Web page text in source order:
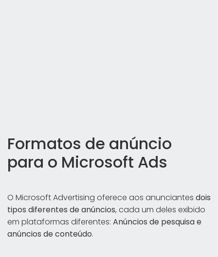
Formatos de anúncio
para o Microsoft Ads
O Microsoft Advertising oferece aos anunciantes dois
tipos diferentes de anúncios, cada um deles exibido
em plataformas diferentes: Anúncios de pesquisa e
anúncios de conteúdo.